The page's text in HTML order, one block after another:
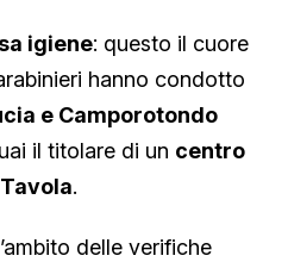
igiene: questo il cuore
hanno condotto
e Camporotondo
il titolare di un centro
.
delle verifiche